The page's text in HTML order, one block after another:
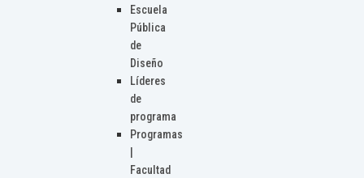
Escuela
Pública
de
Diseño
Líderes
de
programa
Programas
Facultad